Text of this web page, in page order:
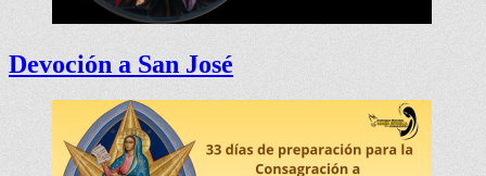
Devoción a San José